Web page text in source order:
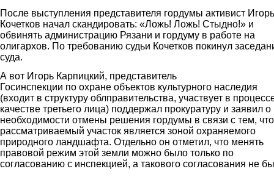
После выступления представителя гордумы активист Игорь
Кочетков начал скандировать: «Ложь! Ложь! Стыдно!» и
обвинять администрацию Рязани и гордуму в работе на
олигархов. По требованию судьи Кочетков покинул
суда.
А вот Игорь Карпицкий, представитель
Госинспекции по охране объектов культурного наследия
(входит в структуру облправительства, участвует в
качестве третьего лица) поддержал прокуратуру и заявил о
необходимости отмены решения гордумы в связи с тем, что
рассматриваемый участок является зоной охраняемого
природного ландшафта. Отдельно он отметил, что менять
правовой режим этой земли можно было только по
согласованию с инспекцией, а такового согласования не